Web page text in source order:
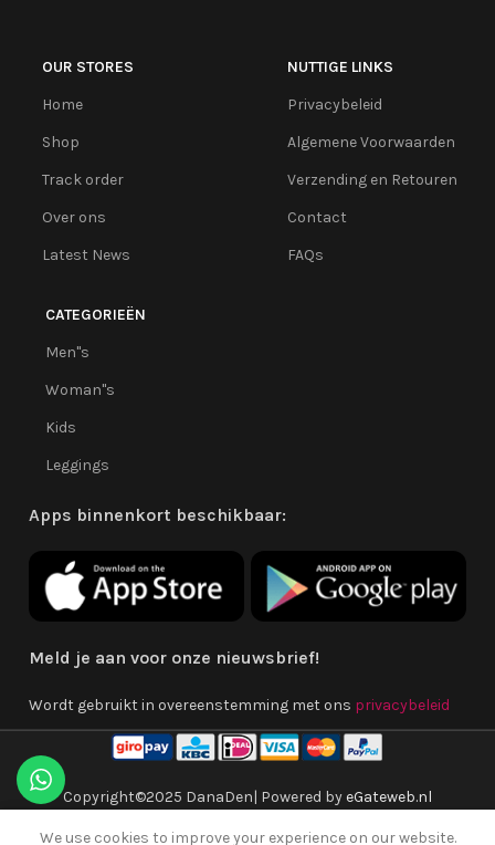
OUR STORES
Home
Shop
Track order
Over ons
Latest News
NUTTIGE LINKS
Privacybeleid
Algemene Voorwaarden
Verzending en Retouren
Contact
FAQs
CATEGORIEËN
Men''s
Woman''s
Kids
Leggings
Apps binnenkort beschikbaar:
Meld je aan voor onze nieuwsbrief!
Wordt gebruikt in overeenstemming met ons privacybeleid
Copyright©2025 DanaDen| Powered byeGateweb.nl
We use cookies to improve your experience on our website.